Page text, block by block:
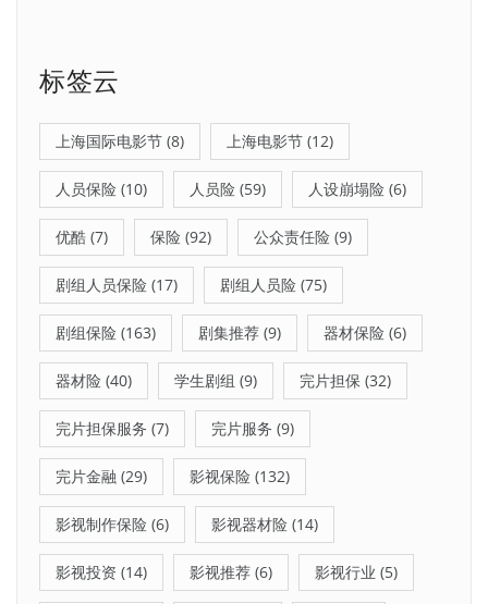
标签云
上海国际电影节 (8) 上海电影节 (12)
人员保险 (10) 人员险 (59) 人设崩塌险 (6)
优酷 (7) 保险 (92) 公众责任险 (9)
剧组人员保险 (17) 剧组人员险 (75)
剧组保险 (163) 剧集推荐 (9) 器材保险 (6)
器材险 (40) 学生剧组 (9) 完片担保 (32)
完片担保服务 (7) 完片服务 (9)
完片金融 (29) 影视保险 (132)
影视制作保险 (6) 影视器材险 (14)
影视投资 (14) 影视推荐 (6) 影视行业 (5)